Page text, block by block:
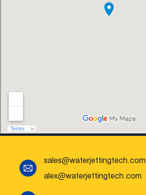
sales@waterjettingtech.com
alex@waterjettingtech.com